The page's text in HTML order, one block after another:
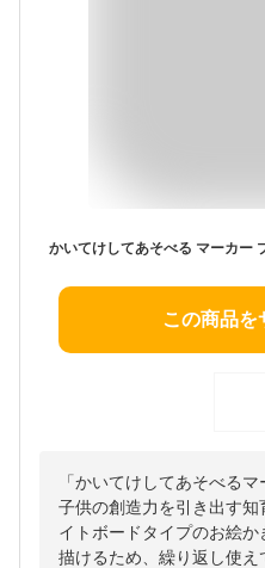
この商品を
「かいてけしてあそべる
子供の創造力を引き出す
イトボードタイプのお絵
描けるため、繰り返し使